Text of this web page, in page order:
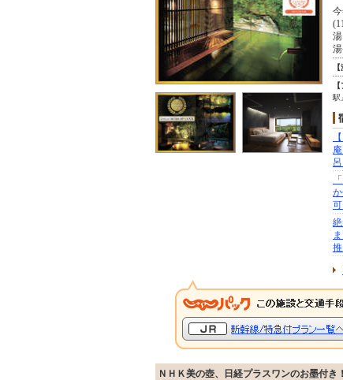
駅
ＮＨＫ美の壺、日経プラスワンのお墨付き